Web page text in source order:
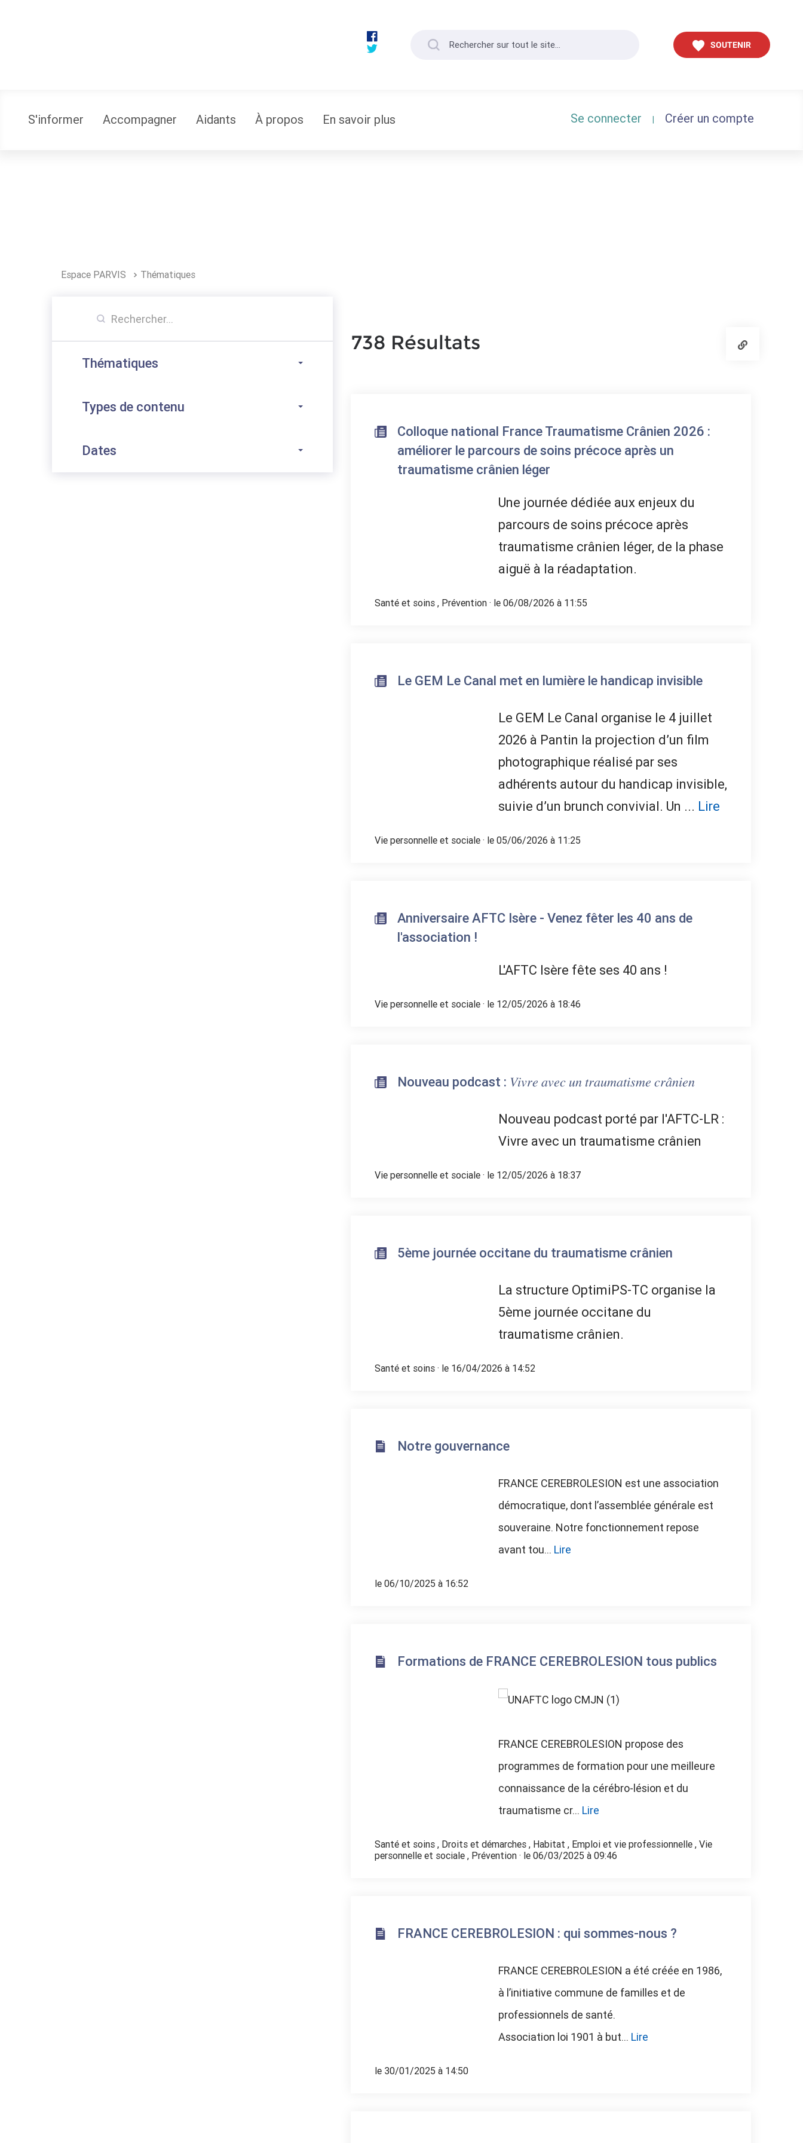
SOUTENIR
S'informer Accompagner Aidants À propos En savoir plus Se connecter | Créer un compte
Espace PARVIS Thématiques
Thématiques
Types de contenu
Dates
738 Résultats
Colloque national France Traumatisme Crânien 2026 :
améliorer le parcours de soins précoce après un
traumatisme crânien léger
Une journée dédiée aux enjeux du
parcours de soins précoce après
traumatisme crânien léger, de la phase
aiguë à la réadaptation.
Santé et soins , Prévention · le 06/08/2026 à 11:55
Le GEM Le Canal met en lumière le handicap invisible
Le GEM Le Canal organise le 4 juillet
2026 à Pantin la projection d’un film
photographique réalisé par ses
adhérents autour du handicap invisible,
suivie d’un brunch convivial. Un ... Lire
Vie personnelle et sociale · le 05/06/2026 à 11:25
Anniversaire AFTC Isère - Venez fêter les 40 ans de
l'association !
L'AFTC Isère fête ses 40 ans !
Vie personnelle et sociale · le 12/05/2026 à 18:46
Nouveau podcast : 𝑉𝑖𝑣𝑟𝑒 𝑎𝑣𝑒𝑐 𝑢𝑛 𝑡𝑟𝑎𝑢𝑚𝑎𝑡𝑖𝑠𝑚𝑒 𝑐𝑟𝑎̂𝑛𝑖𝑒𝑛
Nouveau podcast porté par l'AFTC-LR :
Vivre avec un traumatisme crânien
Vie personnelle et sociale · le 12/05/2026 à 18:37
5ème journée occitane du traumatisme crânien
La structure OptimiPS-TC organise la
5ème journée occitane du
traumatisme crânien.
Santé et soins · le 16/04/2026 à 14:52
Notre gouvernance
FRANCE CEREBROLESION est une association
démocratique, dont l’assemblée générale est
souveraine. Notre fonctionnement repose
avant tou... Lire
le 06/10/2025 à 16:52
Formations de FRANCE CEREBROLESION tous publics
FRANCE CEREBROLESION propose des
programmes de formation pour une meilleure
connaissance de la cérébro-lésion et du
traumatisme cr... Lire
Santé et soins , Droits et démarches , Habitat , Emploi et vie professionnelle , Vie
personnelle et sociale , Prévention · le 06/03/2025 à 09:46
FRANCE CEREBROLESION : qui sommes-nous ?
FRANCE CEREBROLESION a été créée en 1986,
à l’initiative commune de familles et de
professionnels de santé.
Association loi 1901 à but... Lire
le 30/01/2025 à 14:50